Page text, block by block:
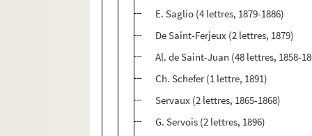
E. Saglio (4 lettres, 1879-1886)
De Saint-Ferjeux (2 lettres, 1879)
Al. de Saint-Juan (48 lettres, 1858-
Ch. Schefer (1 lettre, 1891)
Servaux (2 lettres, 1865-1868)
G. Servois (2 lettres, 1896)